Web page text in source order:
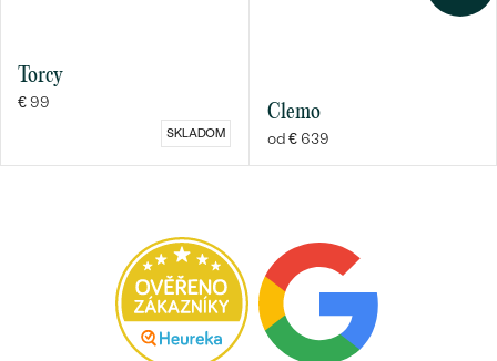
Torcy
€ 99
SKLADOM
Clemo
od € 639